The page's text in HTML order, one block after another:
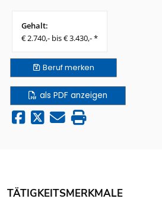
Gehalt:
€ 2.740,- bis € 3.430,- *
Berufmerken
als PDF anzeigen
TÄTIGKEITSMERKMALE